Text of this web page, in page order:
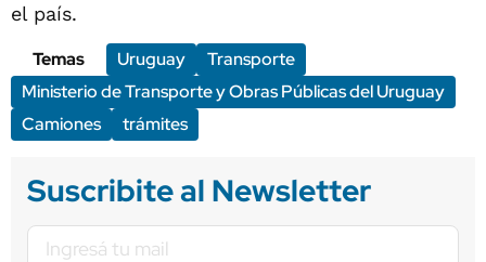
el país.
Temas
Uruguay
Transporte
Ministerio de Transporte y Obras Públicas del Uruguay
Camiones
trámites
Suscribite al Newsletter